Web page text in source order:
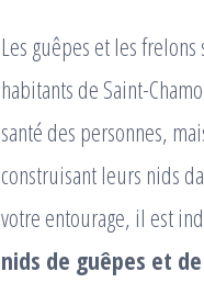
Les guêpes et les
habitants de Saint-
santé des personnes,
construisant leurs nids
votre entourage, il est
nids de guêpes et